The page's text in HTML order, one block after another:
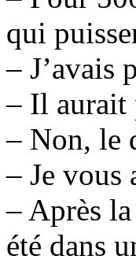
qui
– J’avais
– Il aurait
– Non, le
– Je vous
– Après
été dans